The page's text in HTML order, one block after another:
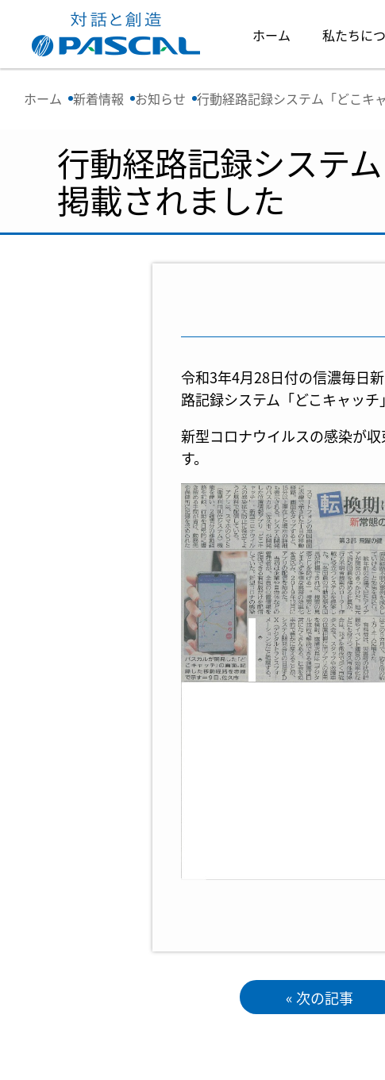
ホーム 私たちに
ホーム 新着情報 お知らせ 行動経路記録システム「どこキ
行動経路記録システ
掲載されました
令和3年4月28日付の信濃毎日
路記録システム「どこキャッチ
新型コロナウイルスの感染が
す。
« 次の記事